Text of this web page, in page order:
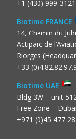
+1 (430) 999-3121
Biotime FRANCE
14, Chemin du
Actiparc de
Riorges
+33
Biotime UAE
Bldg 3W – unit
Free Zone – Dubai
+971 (0)45 477